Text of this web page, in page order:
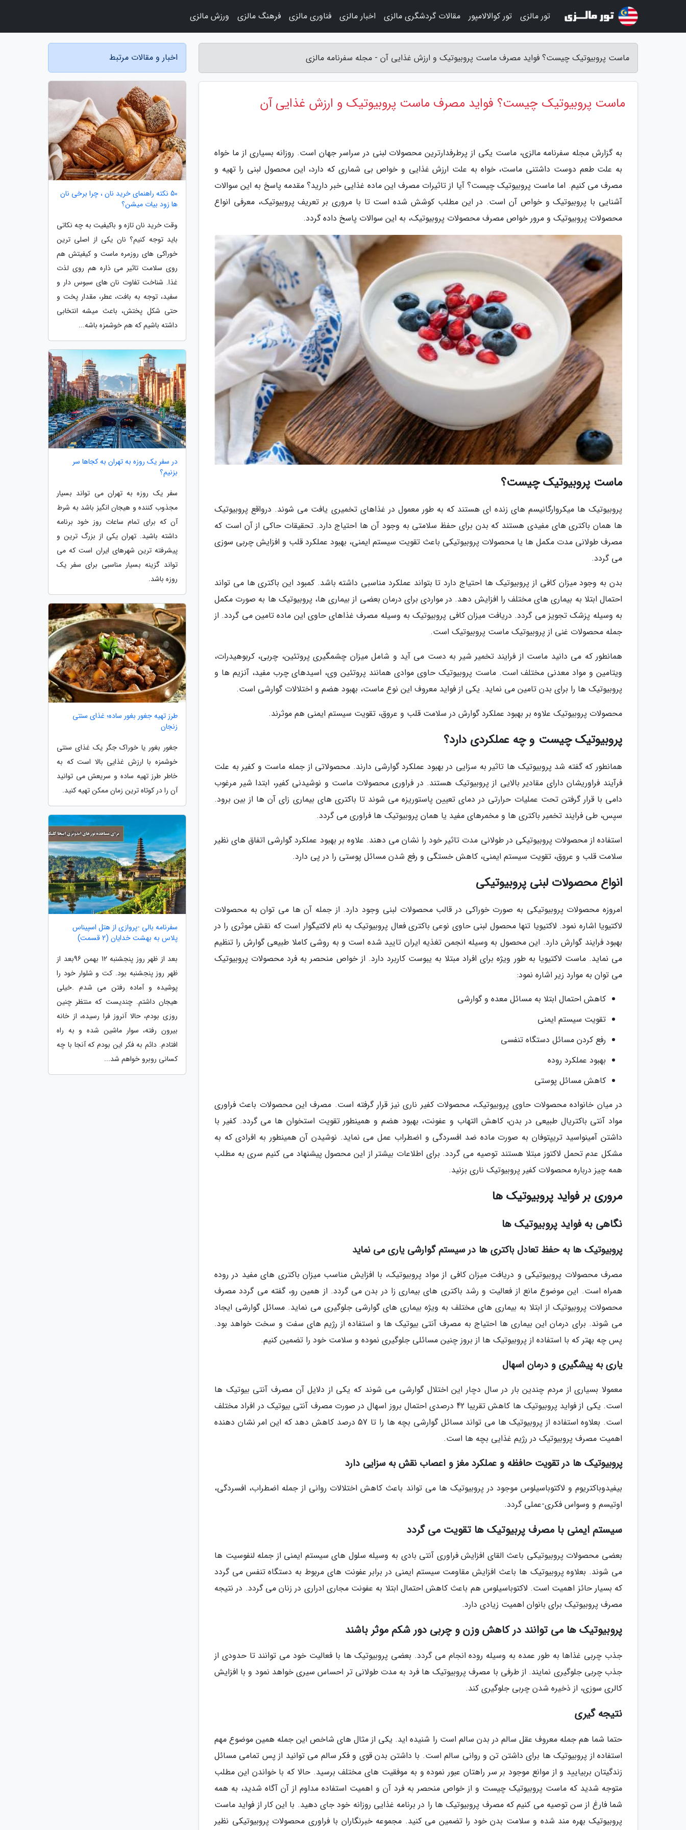
ماست پروبیوتیک چیست؟ فواید مصرف ماست پروبیوتیک و ارزش غذایی آن - مجله سفرنامه مالزی
ماست پروبیوتیک چیست؟ فواید مصرف ماست پروبیوتیک و ارزش غذایی آن
به گزارش مجله سفرنامه مالزی، ماست یکی از پرطرفدارترین محصولات لبنی در سراسر جهان است. روزانه بسیاری از ما خواه
به علت طعم دوست داشتنی ماست، خواه به علت ارزش غذایی و خواص بی شماری که دارد، این محصول لبنی را تهیه و
مصرف می کنیم. اما ماست پروبیوتیک چیست؟ آیا از تاثیرات مصرف این ماده غذایی خبر دارید؟ مقدمه پاسخ به این سوالات
آشنایی با پروبیوتیک و خواص آن است. در این مطلب کوشش شده است تا با مروری بر تعریف پروبیوتیک، معرفی انواع
محصولات پروبیوتیک و مرور خواص مصرف محصولات پروبیوتیک، به این سوالات پاسخ داده گردد.
ماست پروبیوتیک چیست؟
پروبیوتیک ها میکروارگانیسم های زنده ای هستند که به طور معمول در غذاهای تخمیری یافت می شوند. درواقع پروبیوتیک
ها همان باکتری های مفیدی هستند که بدن برای حفظ سلامتی به وجود آن ها احتیاج دارد. تحقیقات حاکی از آن است که
مصرف طولانی مدت مکمل ها یا محصولات پروبیوتیکی باعث تقویت سیستم ایمنی، بهبود عملکرد قلب و افزایش چربی سوزی
می گردد.
بدن به وجود میزان کافی از پروبیوتیک ها احتیاج دارد تا بتواند عملکرد مناسبی داشته باشد. کمبود این باکتری ها می تواند
احتمال ابتلا به بیماری های مختلف را افزایش دهد. در مواردی برای درمان بعضی از بیماری ها، پروبیوتیک ها به صورت مکمل
به وسیله پزشک تجویز می گردد. دریافت میزان کافی پروبیوتیک به وسیله مصرف غذاهای حاوی این ماده تامین می گردد. از
جمله محصولات غنی از پروبیوتیک ماست پروبیوتیک است.
همانطور که می دانید ماست از فرایند تخمیر شیر به دست می آید و شامل میزان چشمگیری پروتئین، چربی، کربوهیدرات،
ویتامین و مواد معدنی مختلف است. ماست پروبیوتیک حاوی موادی همانند پروتئین وی، اسیدهای چرب مفید، آنزیم ها و
پروبیوتیک ها را برای بدن تامین می نماید. یکی از فواید معروف این نوع ماست، بهبود هضم و اختلالات گوارشی است.
محصولات پروبیوتیک علاوه بر بهبود عملکرد گوارش در سلامت قلب و عروق، تقویت سیستم ایمنی هم موثرند.
پروبیوتیک چیست و چه عملکردی دارد؟
همانطور که گفته شد پروبیوتیک ها تاثیر به سزایی در بهبود عملکرد گوارشی دارند. محصولاتی از جمله ماست و کفیر به علت
فرآیند فراوریشان دارای مقادیر بالایی از پروبیوتیک هستند. در فراوری محصولات ماست و نوشیدنی کفیر، ابتدا شیر مرغوب
دامی با قرار گرفتن تحت عملیات حرارتی در دمای تعیین پاستوریزه می شوند تا باکتری های بیماری زای آن ها از بین برود.
سپس، طی فرایند تخمیر باکتری ها و مخمرهای مفید یا همان پروبیوتیک ها فراوری می گردد.
استفاده از محصولات پروبیوتیکی در طولانی مدت تاثیر خود را نشان می دهند. علاوه بر بهبود عملکرد گوارشی اتفاق های نظیر
سلامت قلب و عروق، تقویت سیستم ایمنی، کاهش خستگی و رفع شدن مسائل پوستی را در پی دارد.
انواع محصولات لبنی پروبیوتیکی
امروزه محصولات پروبیوتیکی به صورت خوراکی در قالب محصولات لبنی وجود دارد. از جمله آن ها می توان به محصولات
لاکتیویا اشاره نمود. لاکتیویا تنها محصول لبنی حاوی نوعی باکتری فعال پروبیوتیک به نام لاکتیگوار است که نقش موثری را در
بهبود فرایند گوارش دارد. این محصول به وسیله انجمن تغذیه ایران تایید شده است و به روشی کاملا طبیعی گوارش را تنظیم
می نماید. ماست لاکتیویا به طور ویژه برای افراد مبتلا به یبوست کاربرد دارد. از خواص منحصر به فرد محصولات پروبیوتیک
می توان به موارد زیر اشاره نمود:
کاهش احتمال ابتلا به مسائل معده و گوارشی
تقویت سیستم ایمنی
رفع کردن مسائل دستگاه تنفسی
بهبود عملکرد روده
کاهش مسائل پوستی
در میان خانواده محصولات حاوی پروبیوتیک، محصولات کفیر ناری نیز قرار گرفته است. مصرف این محصولات باعث فراوری
مواد آنتی باکتریال طبیعی در بدن، کاهش التهاب و عفونت، بهبود هضم و همینطور تقویت استخوان ها می گردد. کفیر با
داشتن آمینواسید تریپتوفان به صورت ماده ضد افسردگی و اضطراب عمل می نماید. نوشیدن آن همینطور به افرادی که به
مشکل عدم تحمل لاکتوز مبتلا هستند توصیه می گردد. برای اطلاعات بیشتر از این محصول پیشنهاد می کنیم سری به مطلب
همه چیز درباره محصولات کفیر پروبیوتیک ناری بزنید.
مروری بر فواید پروبیوتیک ها
نگاهی به فواید پروبیوتیک ها
پروبیوتیک ها به حفظ تعادل باکتری ها در سیستم گوارشی یاری می نماید
مصرف محصولات پروبیوتیکی و دریافت میزان کافی از مواد پروبیوتیک، با افزایش مناسب میزان باکتری های مفید در روده
همراه است. این موضوع مانع از فعالیت و رشد باکتری های بیماری زا در بدن می گردد. از همین رو، گفته می گردد مصرف
محصولات پروبیوتیک از ابتلا به بیماری های مختلف به ویژه بیماری های گوارشی جلوگیری می نماید. مسائل گوارشی ایجاد
می شوند. برای درمان این بیماری ها احتیاج به مصرف آنتی بیوتیک ها و استفاده از رژیم های سفت و سخت خواهد بود.
پس چه بهتر که با استفاده از پروبیوتیک ها از بروز چنین مسائلی جلوگیری نموده و سلامت خود را تضمین کنیم.
یاری به پیشگیری و درمان اسهال
معمولا بسیاری از مردم چندین بار در سال دچار این اختلال گوارشی می شوند که یکی از دلایل آن مصرف آنتی بیوتیک ها
است. یکی از فواید پروبیوتیک ها کاهش تقریبا 42 درصدی احتمال بروز اسهال در صورت مصرف آنتی بیوتیک در افراد مختلف
است. بعلاوه استفاده از پروبیوتیک ها می تواند مسائل گوارشی بچه ها را تا 57 درصد کاهش دهد که این امر نشان دهنده
اهمیت مصرف پروبیوتیک در رژیم غذایی بچه ها است.
پروبیوتیک ها در تقویت حافظه و عملکرد مغز و اعصاب نقش به سزایی دارد
بیفیدوباکتریوم و لاکتوباسیلوس موجود در پروبیوتیک ها می تواند باعث کاهش اختلالات روانی از جمله اضطراب، افسردگی،
اوتیسم و وسواس فکری-عملی گردد.
سیستم ایمنی با مصرف پربیوتیک ها تقویت می گردد
بعضی محصولات پروبیوتیکی باعث القای افزایش فراوری آنتی بادی به وسیله سلول های سیستم ایمنی از جمله لنفوسیت ها
می شوند. بعلاوه پروبیوتیک ها باعث افزایش مقاومت سیستم ایمنی در برابر عفونت های مربوط به دستگاه تنفس می گردد
که بسیار حائز اهمیت است. لاکتوباسیلوس هم باعث کاهش احتمال ابتلا به عفونت مجاری ادراری در زنان می گردد. در نتیجه
مصرف پروبیوتیک برای بانوان اهمیت زیادی دارد.
پروبیوتیک ها می توانند در کاهش وزن و چربی دور شکم موثر باشند
جذب چربی غذاها به طور عمده به وسیله روده انجام می گردد. بعضی پروبیوتیک ها با فعالیت خود می توانند تا حدودی از
جذب چربی جلوگیری نمایند. از طرفی با مصرف پروبیوتیک ها فرد به مدت طولانی تر احساس سیری خواهد نمود و با افزایش
کالری سوزی، از ذخیره شدن چربی جلوگیری کند.
نتیجه گیری
حتما شما هم جمله معروف عقل سالم در بدن سالم است را شنیده اید. یکی از مثال های شاخص این جمله همین موضوع مهم
استفاده از پروبیوتیک ها برای داشتن تن و روانی سالم است. با داشتن بدن قوی و فکر سالم می توانید از پس تمامی مسائل
زندگیتان بربیایید و از موانع موجود بر سر راهتان عبور نموده و به موفقیت های مختلف برسید. حالا که با خواندن این مطلب
متوجه شدید که ماست پروبیوتیک چیست و از خواص منحصر به فرد آن و اهمیت استفاده مداوم از آن آگاه شدید، به همه
شما فارغ از سن توصیه می کنیم که مصرف پروبیوتیک ها را در برنامه غذایی روزانه خود جای دهید. با این کار از فواید ماست
پروبیوتیک بهره مند شده و سلامت بدن خود را تضمین می کنید. مجموعه خبرنگاران با فراوری محصولات پروبیوتیکی نظیر
اخبار و مقالات مرتبط
50 نکته راهنمای خرید نان ، چرا برخی نان
ها زود بیات میشن؟
وقت خرید نان تازه و باکیفیت به چه نکاتی
باید توجه کنیم؟ نان یکی از اصلی ترین
خوراکی های روزمره ماست و کیفیتش هم
روی سلامت تاثیر می ذاره هم روی لذت
غذا. شناخت تفاوت نان های سبوس دار و
سفید، توجه به بافت، عطر، مقدار پخت و
حتی شکل پختش، باعث میشه انتخابی
داشته باشیم که هم خوشمزه باشه...
در سفر یک روزه به تهران به کجاها سر
بزنیم؟
سفر یک روزه به تهران می تواند بسیار
مجذوب کننده و هیجان انگیز باشد به شرط
آن که برای تمام ساعات روز خود برنامه
داشته باشید. تهران یکی از بزرگ ترین و
پیشرفته ترین شهرهای ایران است که می
تواند گزینه بسیار مناسبی برای سفر یک
روزه باشد.
طرز تهیه جغور بغور ساده؛ غذای سنتی
زنجان
جغور بغور یا خوراک جگر یک غذای سنتی
خوشمزه با ارزش غذایی بالا است که به
خاطر طرز تهیه ساده و سریعش می توانید
آن را در کوتاه ترین زمان ممکن تهیه کنید.
سفرنامه بالی -پروازی از هتل اسپیناس
پلاس به بهشت خدایان (2 قسمت)
بعد از ظهر روز پنجشنبه 12 بهمن 96بعد از
ظهر روز پنجشنبه بود. کت و شلوار خود را
پوشیده و آماده رفتن می شدم .خیلی
هیجان داشتم. چندیست که منتظر چنین
روزی بودم، حالا آنروز فرا رسیده، از خانه
بیرون رفته، سوار ماشین شده و به راه
افتادم. دائم به فکر این بودم که آنجا با چه
کسانی روبرو خواهم شد...
تور مالزی تور کوالالامپور مقالات گردشگری مالزی اخبار مالزی فناوری مالزی فرهنگ مالزی ورزش مالزی